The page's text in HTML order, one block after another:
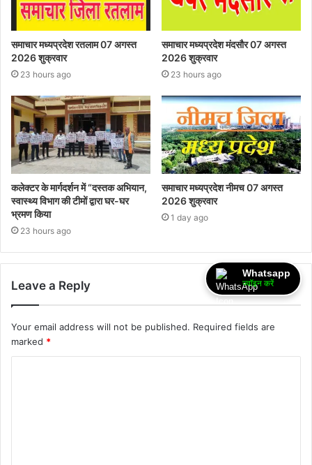
समाचार मध्यप्रदेश रतलाम 07 अगस्त
2026 शुक्रवार
23 hours ago
समाचार मध्यप्रदेश मंदसौर 07 अगस्त
2026 शुक्रवार
23 hours ago
कलेक्टर के मार्गदर्शन में “दस्तक अभियान,‌
स्वास्थ्य विभाग की टीमों द्वारा घर-घर
भ्रमण किया
23 hours ago
समाचार मध्यप्रदेश नीमच 07 अगस्त
2026 शुक्रवार
1 day ago
Leave a Reply
Your email address will not be published. Required fields are
marked *
Whatsapp
ज्वॉइन करें